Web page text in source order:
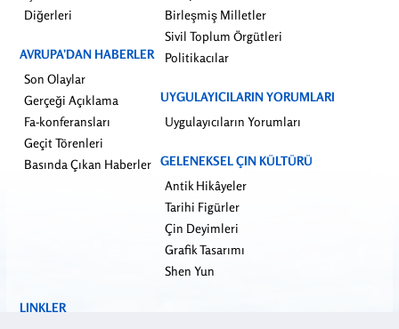
Diğerleri
AVRUPA’DAN HABERLER
Son Olaylar
Gerçeği Açıklama
Fa-konferansları
Geçit Törenleri
Basında Çıkan Haberler
Birleşmiş Milletler
Sivil Toplum Örgütleri
Politikacılar
UYGULAYICILARIN YORUMLARI
Uygulayıcıların Yorumları
GELENEKSEL ÇIN KÜLTÜRÜ
Antik Hikâyeler
Tarihi Figürler
Çin Deyimleri
Grafik Tasarımı
Shen Yun
LINKLER